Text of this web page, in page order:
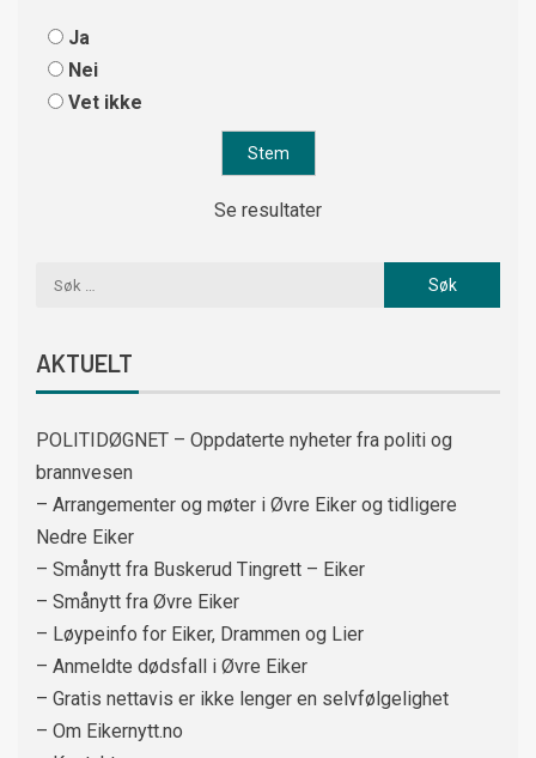
Ja
Nei
Vet ikke
Se resultater
AKTUELT
POLITIDØGNET – Oppdaterte nyheter fra politi og
brannvesen
– Arrangementer og møter i Øvre Eiker og tidligere
Nedre Eiker
– Smånytt fra Buskerud Tingrett – Eiker
– Smånytt fra Øvre Eiker
– Løypeinfo for Eiker, Drammen og Lier
– Anmeldte dødsfall i Øvre Eiker
– Gratis nettavis er ikke lenger en selvfølgelighet
– Om Eikernytt.no